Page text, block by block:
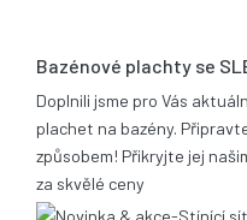
Bazénové plachty se
Doplnili jsme pro Vás
plachet na bazény.
způsobem! Přikryjte jej
za skvělé ceny